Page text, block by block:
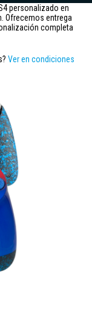
personalizado en
Ofrecemos entrega
completa
Ver en condiciones